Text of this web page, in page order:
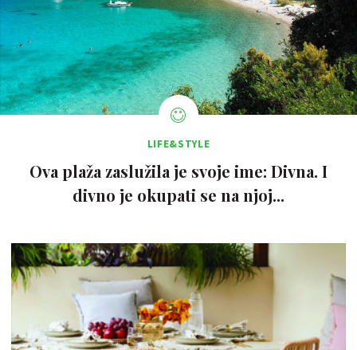
LIFE&STYLE
Ova plaža zaslužila je svoje ime: Divna. I
divno je okupati se na njoj...